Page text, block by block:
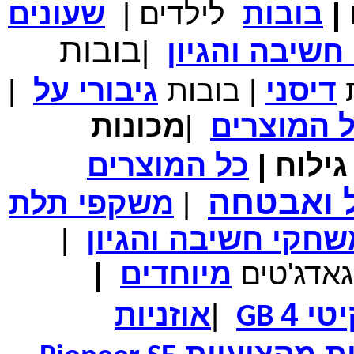
₪700.00 מחיר שוק
המחיר שלך
משלוח חינם
במבצע תיק לנשיאת מחשב נייד 10.1 אינץ' בצבע ורוד בעל
₪150.00 מחיר שוק
₪99.00 המחיר שלך
₪104.00 המחיר כולל משלוח :
נרתיק עור יוקרתי עבור אייפוד וידאו 60GB\80GB \שחור
| בובות לילדים |
שעונים
והגיון
|בובות
דיסני | בובות גיבורי על
|
המוצרים |מכונות
| כל המוצרים
ואבטחה | משקפי תלת
חשיבה והגיון
|
גאדג'טים מיוחדים |
4
GB
|אוזניות